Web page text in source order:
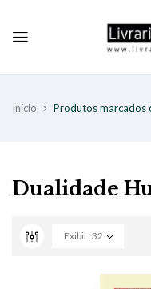
Início Produtos marcados
Dualidade
Exibir 32